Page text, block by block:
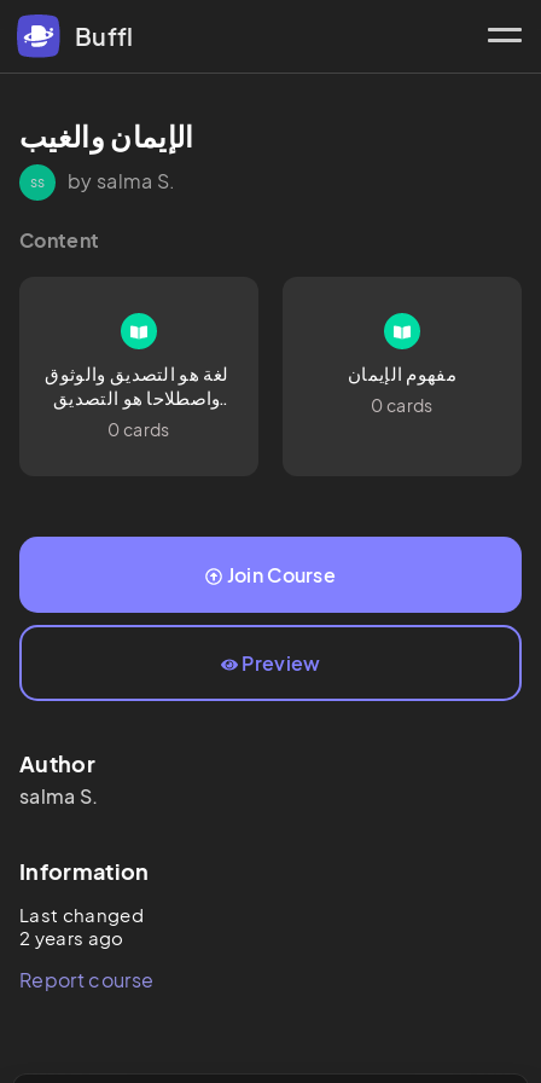
Buffl
الإيمان والغيب
ss by salma S.
Content
لغة هو التصديق والوثوق
واصطلاحا هو التصديق
بالقلب (الجنان) وقول
0 cards
مفهوم الإيمان
0 cards
Join Course
Preview
Author
salma S.
Information
Last changed
2 years ago
Report course